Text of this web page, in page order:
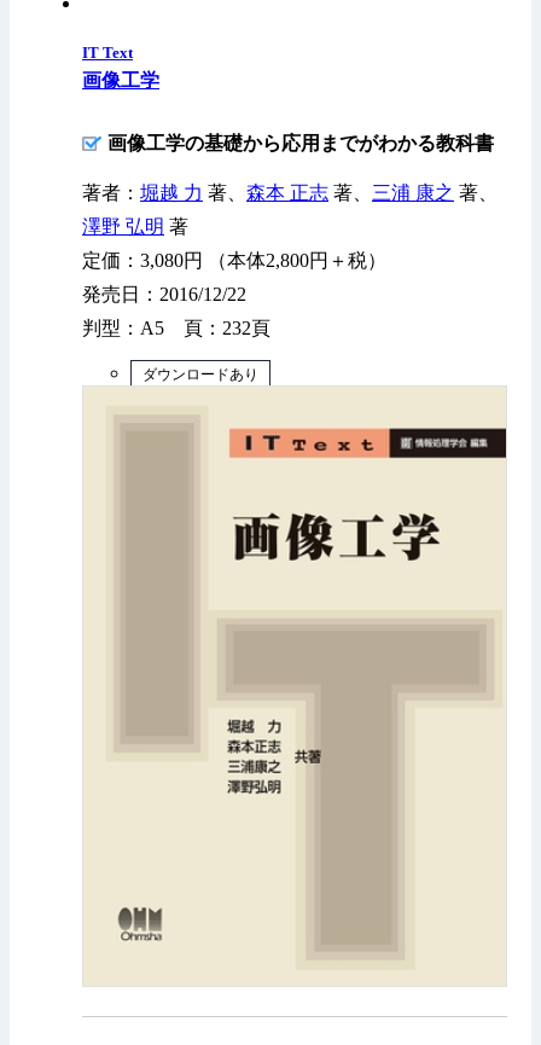
IT Text
画像工学
画像工学の基礎から応用までがわかる教科書
著者： 堀越 力 著、 森本 正志 著、 三浦 康之 著、
澤野 弘明 著
定価：3,080円 （本体2,800円＋税）
発売日：2016/12/22
判型：A5 頁：232頁
ダウンロードあり